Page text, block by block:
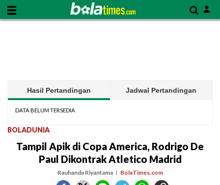
Hasil Pertandingan Jadwal Pertandingan
DATA BELUM TERSEDIA
BOLADUNIA
Tampil Apik di Copa America, Rodrigo De
Paul Dikontrak Atletico Madrid
Rauhanda Riyantama BolaTimes.com